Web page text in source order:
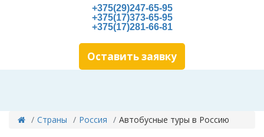
+375(29)247-65-95
+375(17)373-65-95
+375(17)281-66-81
Оставить заявку
Страны Россия Автобусные туры в Россию